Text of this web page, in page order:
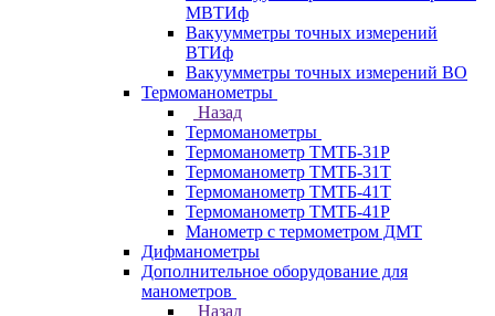
МВТИф
Вакуумметры точных измерений
ВТИф
Вакуумметры точных измерений ВО
Термоманометры
Назад
Термоманометры
Термоманометр ТМТБ-31Р
Термоманометр ТМТБ-31Т
Термоманометр ТМТБ-41Т
Термоманометр ТМТБ-41Р
Манометр с термометром ДМТ
Дифманометры
Дополнительное оборудование для
манометров
Назад